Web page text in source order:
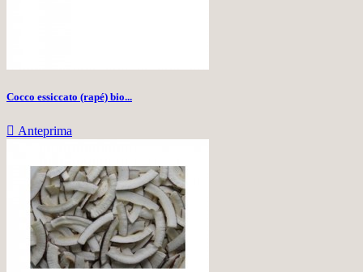
Cocco essiccato (rapé) bio...
 Anteprima